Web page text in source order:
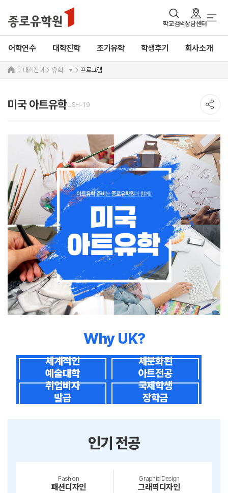
학교검색상담센터
어학연수 대학진학 조기유학 학생후기 회사소개
대학진학 유학 프로그램
미국 아트유학USH-19
Why UK?
세계적인
예술대학
세분화된
아트전공
취업비자
발급
국제학생
장학금
인기 전공
Fashion
패션디자인
Graphic Design
그래픽디자인